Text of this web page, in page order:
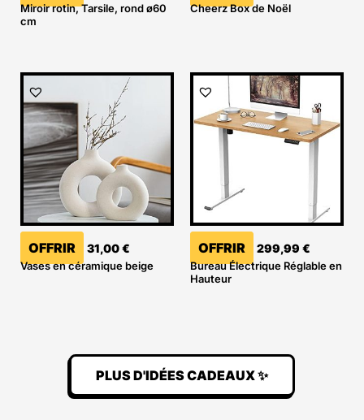
Miroir rotin, Tarsile, rond ø60
cm
Cheerz Box de Noël
OFFRIR 31,00€
Vases en céramique beige
OFFRIR 299,99 €
Bureau Électrique Réglable en
Hauteur
PLUS D'IDÉES CADEAUX ✨